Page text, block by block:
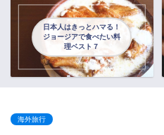
日本人はきっとハマる！
ジョージアで食べたい料
理ベスト７
海外旅行